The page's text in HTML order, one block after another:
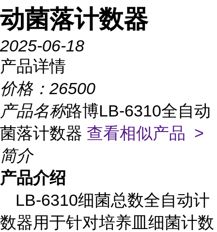
动菌落计数器
2025-06-18
产品详情
价格： 26500
产品名称路博LB-6310全自动
菌落计数器 查看相似产品 >
简介
产品介绍
LB-6310细菌总数全自动计
数器用于针对培养皿细菌计数